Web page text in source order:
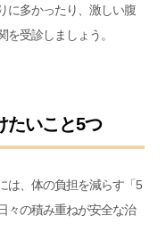
に多かったり、激しい腹
受診しましょう。
たいこと5つ
は、体の負担を減らす「5
々の積み重ねが安全な治